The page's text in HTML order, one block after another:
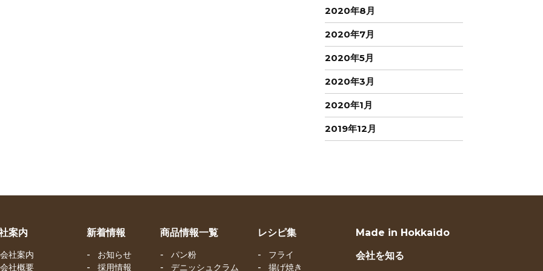
2020年8月
2020年7月
2020年5月
2020年3月
2020年1月
2019年12月
案内
会社案内
会社概要
新着情報
お知らせ
採用情報
商品情報一覧
パン粉
デニッシュクラム
レシピ集
フライ
揚げ焼き
Made in Hokkaido
会社を知る